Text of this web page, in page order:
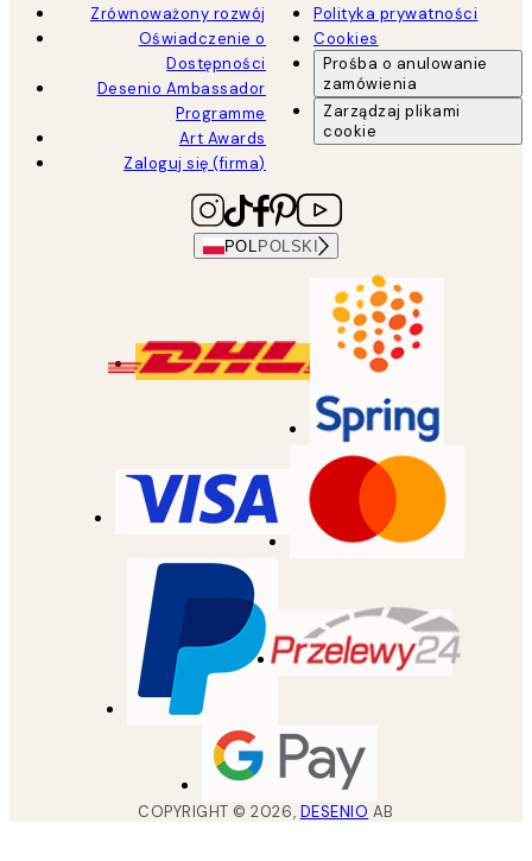
Zrównoważony rozwój
Oświadczenie o
Dostępności
Desenio Ambassador
Programme
Art Awards
Zaloguj się (firma)
Polityka prywatności
Cookies
Prośba o anulowanie
zamówienia
Zarządzaj plikami
cookie
POL POLSKI
COPYRIGHT ©2026, DESENIO AB